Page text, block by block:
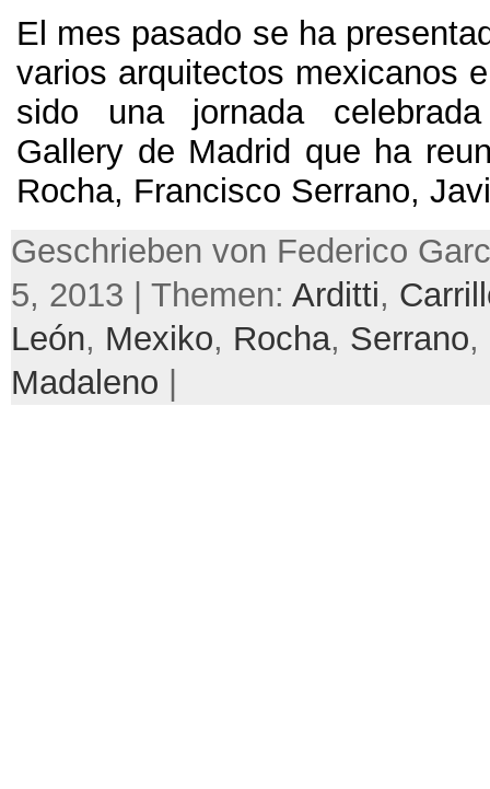
El mes pasado se ha
varios arquitectos mexicanos
sido una jornada
Gallery de Madrid que ha
Rocha, Francisco Serrano,
Geschrieben von Federico
5, 2013 | Themen: Arditti,
León, Mexiko, Rocha, Serrano,
Madaleno